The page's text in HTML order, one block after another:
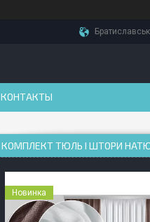
КОНТАКТЫ
КОМПЛЕКТ ТЮЛЬ І ШТОРИ
Новинка